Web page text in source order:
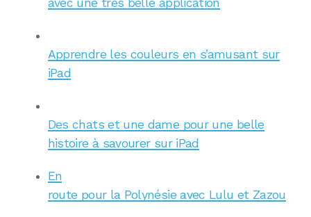
Apprendre les couleurs en s’amusant sur
iPad
Des chats et une dame pour une belle
histoire à savourer sur iPad
En
route pour la Polynésie avec Lulu et Zazou